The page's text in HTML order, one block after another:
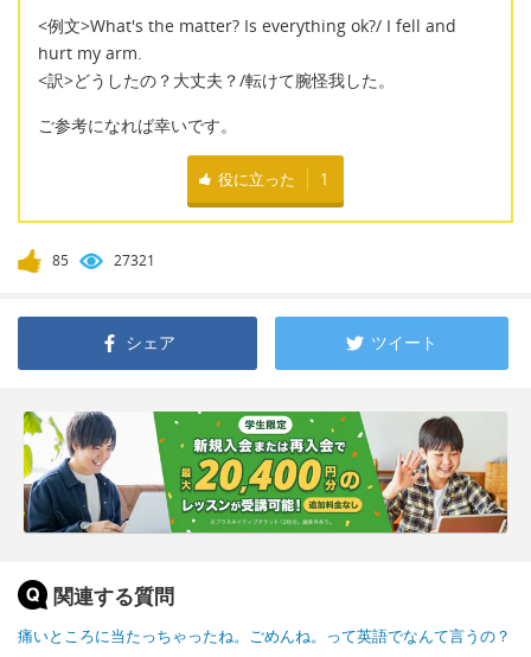
<例文>What's the matter? Is everything ok?/ I fell and
hurt my arm.
<訳>どうしたの？大丈夫？/転けて腕怪我した。
ご参考になれば幸いです。
役に立った 1
85 27321
シェア ツイート
関連する質問
痛いところに当たっちゃったね。ごめんね。って英語でなんて言うの？